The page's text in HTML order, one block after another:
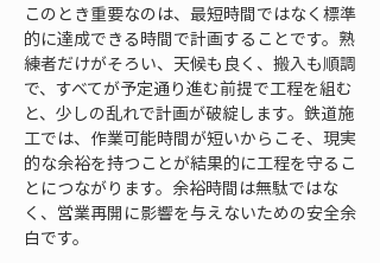
このとき重要なのは、最短時間ではなく標準
的に達成できる時間で計画することです。熟
練者だけがそろい、天候も良く、搬入も順調
で、すべてが予定通り進む前提で工程を組む
と、少しの乱れで計画が破綻します。鉄道施
工では、作業可能時間が短いからこそ、現実
的な余裕を持つことが結果的に工程を守るこ
とにつながります。余裕時間は無駄ではな
く、営業再開に影響を与えないための安全余
白です。